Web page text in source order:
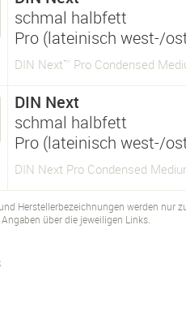
schmal halbfett
Pro (lateinisch west-/
DIN Next™ Pro Condensed
DIN Next
schmal halbfett
Pro (lateinisch west-/
DIN Next Pro Condensed
Herstellerbezeichnungen werden nur
über die jeweiligen Links.